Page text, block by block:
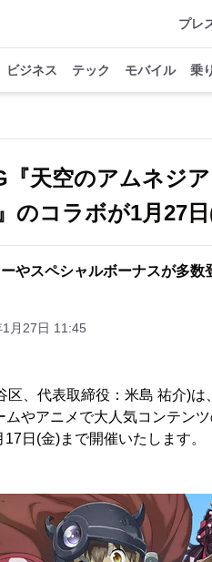
プレ
ビジネス テック モバイル 乗
『天空のアムネジア
のコラボが1月27
やスペシャルボーナスが多数
1月27日 11:45
、代表取締役：米島 祐介)
やアニメで大人気コンテン
日(金)まで開催いたします。